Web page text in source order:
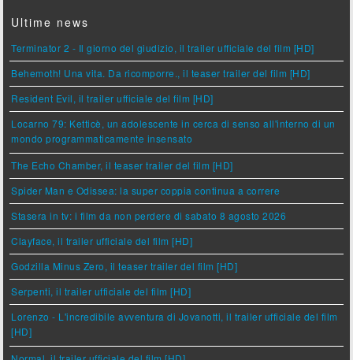
Ultime news
Terminator 2 - Il giorno del giudizio, il trailer ufficiale del film [HD]
Behemoth! Una vita. Da ricomporre., il teaser trailer del film [HD]
Resident Evil, il trailer ufficiale del film [HD]
Locarno 79: Ketticè, un adolescente in cerca di senso all'interno di un
mondo programmaticamente insensato
The Echo Chamber, il teaser trailer del film [HD]
Spider Man e Odissea: la super coppia continua a correre
Stasera in tv: i film da non perdere di sabato 8 agosto 2026
Clayface, il trailer ufficiale del film [HD]
Godzilla Minus Zero, il teaser trailer del film [HD]
Serpenti, il trailer ufficiale del film [HD]
Lorenzo - L'incredibile avventura di Jovanotti, il trailer ufficiale del film
[HD]